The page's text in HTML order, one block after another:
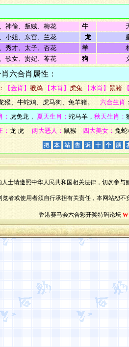
神偷、叛贼、梅花 牛
小姐、东宫、兰花 龙
秀才、太子、杏花 羊
歌女、贵妃、苓花 狗
六合肖属性：
【金肖】 猴鸡 【木肖】 虎兔 【水肖】 鼠猪
猴、牛蛇鸡、虎马狗、兔羊猪。 六合生肖
： 虎兔龙， 夏天生肖： 蛇马羊， 秋天生肖：
： 龙 虎 两大恶人： 鼠猴 四大美女： 兔
人士请遵照中华人民共和国相关法律，切勿参
览者或使用者须自行承担有关责任，本网站恕
香港赛马会六合彩开奖特码论坛